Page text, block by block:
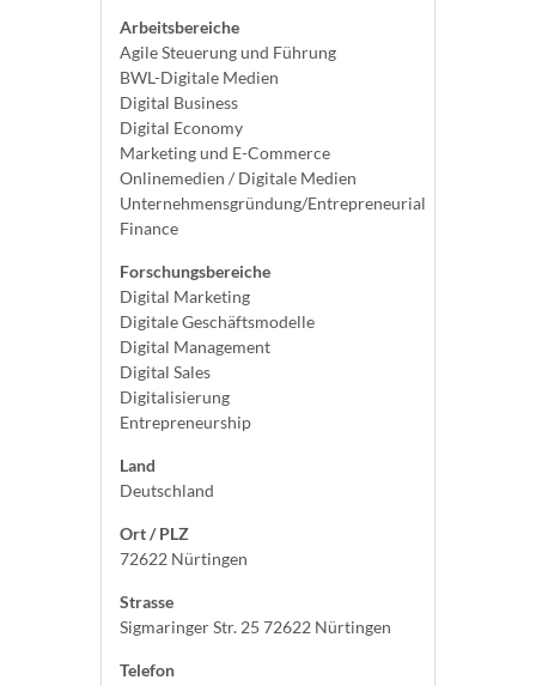
Arbeitsbereiche
Agile Steuerung und Führung
BWL-Digitale Medien
Digital Business
Digital Economy
Marketing und E-Commerce
Onlinemedien / Digitale Medien
Unternehmensgründung/Entrepreneurial
Finance
Forschungsbereiche
Digital Marketing
Digitale Geschäftsmodelle
Digital Management
Digital Sales
Digitalisierung
Entrepreneurship
Land
Deutschland
Ort / PLZ
72622 Nürtingen
Strasse
Sigmaringer Str. 25 72622 Nürtingen
Telefon